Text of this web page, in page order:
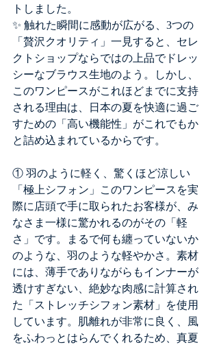
トしました。
✨ 触れた瞬間に感動が広がる、3つの
「贅沢クオリティ」一見すると、セレ
クトショップならではの上品でドレッ
シーなブラウス生地のよう。しかし、
このワンピースがこれほどまでに支持
される理由は、日本の夏を快適に過ご
すための「高い機能性」がこれでもか
と詰め込まれているからです。
① 羽のように軽く、驚くほど涼しい
「極上シフォン」このワンピースを実
際に店頭で手に取られたお客様が、み
なさま一様に驚かれるのがその「軽
さ」です。まるで何も纏っていないか
のような、羽のような軽やかさ。素材
には、薄手でありながらもインナーが
透けすぎない、絶妙な肉感に計算され
た「ストレッチシフォン素材」を使用
しています。肌離れが非常に良く、風
をふわっとはらんでくれるため、真夏